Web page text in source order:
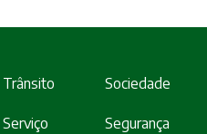
Trânsito Sociedade
Serviço
Segurança